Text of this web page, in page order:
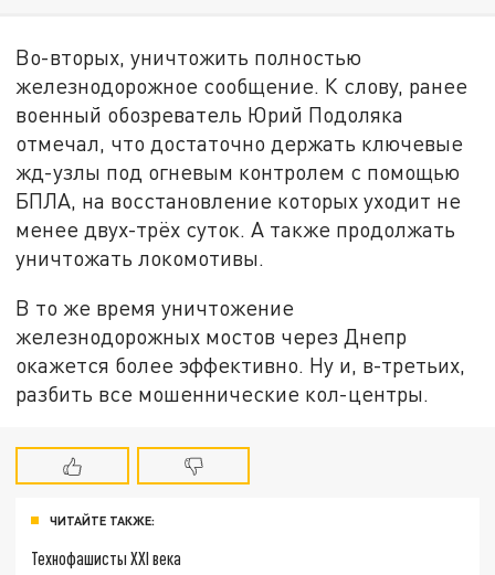
Во-вторых, уничтожить полностью
железнодорожное сообщение. К слову, ранее
военный обозреватель Юрий Подоляка
отмечал, что достаточно держать ключевые
жд-узлы под огневым контролем с помощью
БПЛА, на восстановление которых уходит не
менее двух-трёх суток. А также продолжать
уничтожать локомотивы.
В то же время уничтожение
железнодорожных мостов через Днепр
окажется более эффективно. Ну и, в-третьих,
разбить все мошеннические кол-центры.
ЧИТАЙТЕ ТАКЖЕ:
Технофашисты XXI века